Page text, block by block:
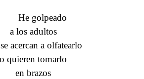
He golpeado
a los adultos
acercan a olfatearlo
o quieren tomarlo
en brazos